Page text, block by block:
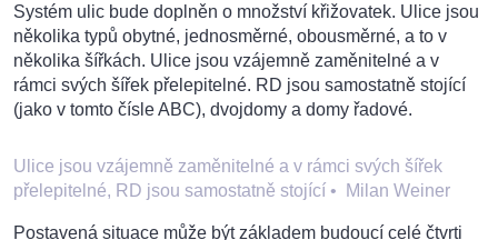
Systém ulic bude doplněn o množství křižovatek. Ulice jsou
několika typů obytné, jednosměrné, obousměrné, a to v
několika šířkách. Ulice jsou vzájemně zaměnitelné a v
rámci svých šířek přelepitelné. RD jsou samostatně stojící
(jako v tomto čísle ABC), dvojdomy a domy řadové.
Ulice jsou vzájemně zaměnitelné a v rámci svých šířek
přelepitelné, RD jsou samostatně stojící • Milan Weiner
Postavená situace může být základem budoucí celé čtvrti